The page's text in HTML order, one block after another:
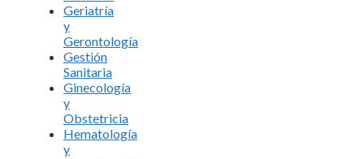
Geriatría
y
Gerontología
Gestión
Sanitaria
Ginecología
y
Obstetricia
Hematología
y